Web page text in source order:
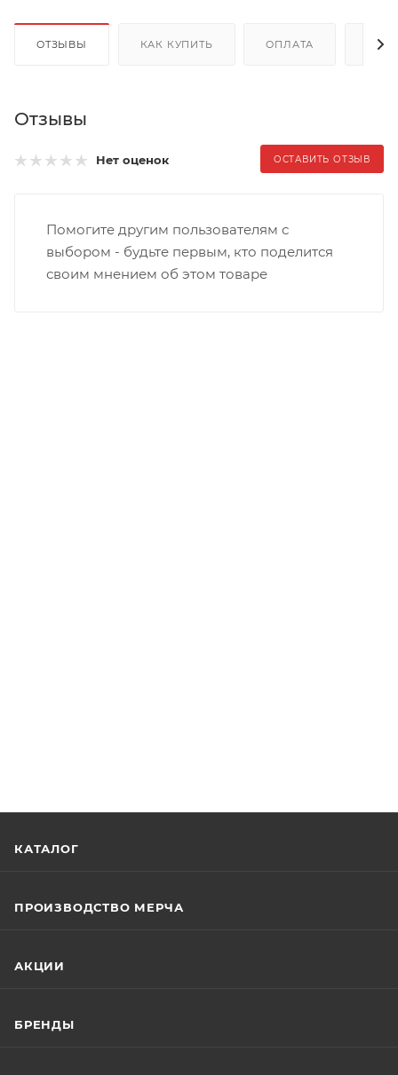
ОТЗЫВЫ КАК КУПИТЬ ОПЛАТА
Отзывы
Нет оценок ОСТАВИТЬ ОТЗЫВ
Помогите другим пользователям с
выбором - будьте первым, кто поделится
своим мнением об этом товаре
КАТАЛОГ
ПРОИЗВОДСТВО МЕРЧА
АКЦИИ
БРЕНДЫ